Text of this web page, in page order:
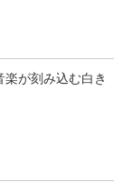
が刻み込む白き